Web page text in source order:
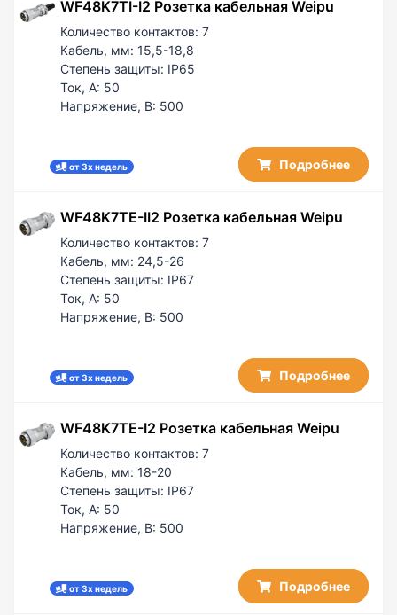
WF48K7TI-I2 Розетка кабельная Weipu
Количество контактов: 7
Кабель, мм: 15,5-18,8
Степень защиты: IP65
Ток, А: 50
Напряжение, В: 500
от 3х недель Подробнее
WF48K7TE-II2 Розетка кабельная Weipu
Количество контактов: 7
Кабель, мм: 24,5-26
Степень защиты: IP67
Ток, А: 50
Напряжение, В: 500
от 3х недель Подробнее
WF48K7TE-I2 Розетка кабельная Weipu
Количество контактов: 7
Кабель, мм: 18-20
Степень защиты: IP67
Ток, А: 50
Напряжение, В: 500
от 3х недель Подробнее